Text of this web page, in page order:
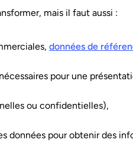
mais il faut aussi :
données de
pour une
ou confidentielles),
données pour obtenir des